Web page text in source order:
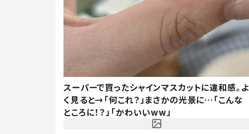
スーパーで買ったシャインマスカットに違和感。よ
く見ると→「何これ？」まさかの光景に…「こんな
ところに！？」「かわいいww」